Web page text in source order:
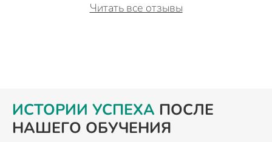
Читать все отзывы
ИСТОРИИ УСПЕХА ПОСЛЕ
НАШЕГО ОБУЧЕНИЯ